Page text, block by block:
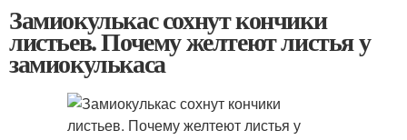
Замиокулькас сохнут кончики
листьев. Почему желтеют листья у
замиокулькаса